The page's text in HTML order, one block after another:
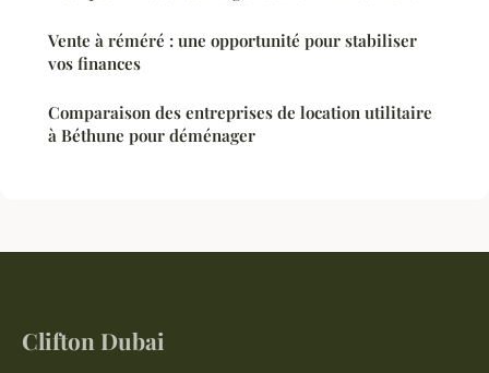
Vente à réméré : une opportunité pour stabiliser
vos finances
Comparaison des entreprises de location utilitaire
à Béthune pour déménager
Clifton Dubai